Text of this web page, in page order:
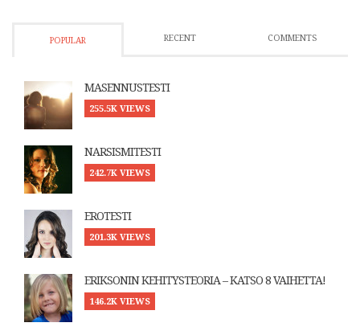
POPULAR RECENT COMMENTS
MASENNUSTESTI
255.5K VIEWS
NARSISMITESTI
242.7K VIEWS
EROTESTI
201.3K VIEWS
ERIKSONIN KEHITYSTEORIA – KATSO 8 VAIHETTA!
146.2K VIEWS